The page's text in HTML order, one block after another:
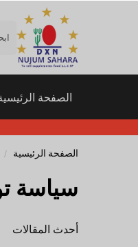
الصفحة
الصفحة الرئيسية /
سياسة
أحدث المقالات